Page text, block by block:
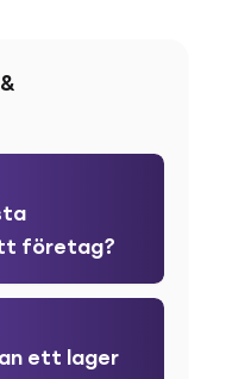
företag?
ett lager